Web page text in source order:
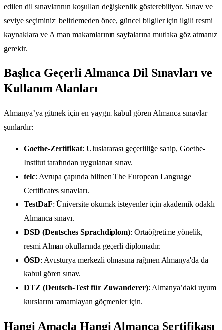
edilen dil sınavlarının koşulları değişkenlik gösterebiliyor. Sınav ve
seviye seçiminizi belirlemeden önce, güncel bilgiler için ilgili resmi
kaynaklara ve Alman makamlarının sayfalarına mutlaka göz atmanız
gerekir.
Başlıca Geçerli Almanca Dil Sınavları ve
Kullanım Alanları
Almanya’ya gitmek için en yaygın kabul gören Almanca sınavlar
şunlardır:
Goethe-Zertifikat: Uluslararası geçerliliğe sahip, Goethe-
Institut tarafından uygulanan sınav.
telc: Avrupa çapında bilinen The European Language
Certificates sınavları.
TestDaF: Üniversite okumak isteyenler için akademik odaklı
Almanca sınavı.
DSD (Deutsches Sprachdiplom): Ortaöğretime yönelik,
resmi Alman okullarında geçerli diplomadır.
ÖSD: Avusturya merkezli olmasına rağmen Almanya'da da
kabul gören sınav.
DTZ (Deutsch-Test für Zuwanderer): Almanya’daki uyum
kurslarını tamamlayan göçmenler için.
Hangi Amaçla Hangi Almanca Sertifikası